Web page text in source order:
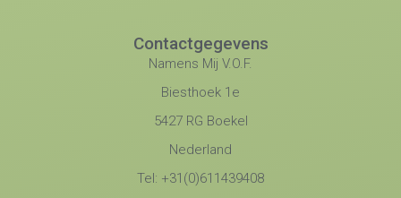
Contactgegevens
Namens Mij V.O.F.
Biesthoek 1e
5427 RG Boekel
Nederland
Tel: +31(0)611439408